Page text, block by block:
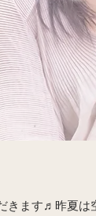
きます♬昨夏は